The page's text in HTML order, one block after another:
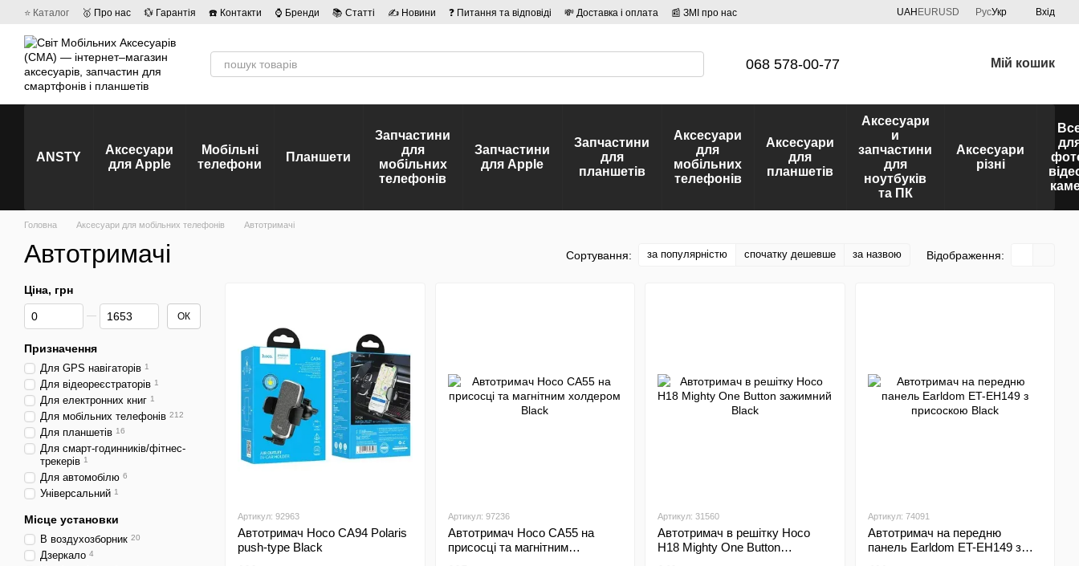
Перейти до основного контенту
⭐ Каталог 🥇 Про нас 💱 Гарантія ☎️ Контакти ⌚ Бренди 📚 Статті ✍ Новини ❓ Питання та відповіді 💸 Доставка і оплата
📰 ЗМІ про нас
UAH EURUSD РусУкр Вхід
068 578-00-77 Мій кошик
ANSTY
Аксесуари
для Apple
Мобільні
телефони
Планшети
Запчастини
для
мобільних
телефонів
Запчастини
для Apple
Запчастини
для
планшетів
Аксесуари
для
мобільних
телефонів
Аксесуари
для
планшетів
Аксесуари
и
запчастини
для
ноутбуків
та ПК
Аксесуари
різні
Головна Аксесуари для мобільних телефонів Автотримачі
Автотримачі Сортування: за популярністю спочатку дешевше за назвою Відображення:
Артикул: 92963
Автотримач Hoco CA94 Polaris
push-type Black
Артикул: 97236
Автотримач Hoco CA55 на
присосці та магнітним
Артикул: 31560
Автотримач в решітку Hoco
H18 Mighty One Button
Артикул: 74091
Автотримач на передню
панель Earldom ET-EH149 з
Ціна, грн
Від Ціна, грн
До Ціна, грн ОК
Призначення
Для GPS навігаторів 1
Для відеореєстраторів 1
Для електронних книг 1
Для мобільних телефонів 212
Для планшетів 16
Для смарт-годинників/фітнес-
трекерів 1
Для автомобілю 6
Універсальний 1
Місце установки
В воздухозборник 20
Дзеркало 4